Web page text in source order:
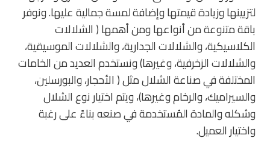
لتزيينها وزيادة قيمتها وإضافة لمسة جمالية عليها. ونوفر
باقة متنوعة من أنواعها ومن أهمها ( الشلالات
الكلاسيكية، والشلالات الجدارية، والشلالات الموسيقية،
والشلالات الزخرفية، وغيرها) ونستخدم العديد من الخامات
المختلفة في صناعة الشلال مثل ( الأحجار، والبورسلين،
والسيراميك، والرخام وغيرها)، ويتم اختيار نوع الشلال
وشكله والمادة المُستخدمة في صنعه بناءً على رغبة
واختيار العميل.